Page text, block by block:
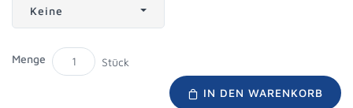
Keine
Menge Stück
IN DEN WARENKORB